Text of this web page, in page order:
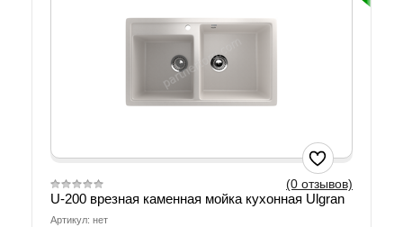
(0 отзывов)
U-200 врезная каменная мойка кухонная Ulgran
Артикул: нет